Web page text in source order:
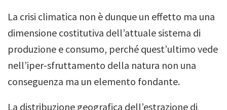
La crisi climatica non è dunque un effetto ma una
dimensione costitutiva dell’attuale sistema di
produzione e consumo, perché quest’ultimo vede
nell’iper-sfruttamento della natura non una
conseguenza ma un elemento fondante.
La distribuzione geografica dell’estrazione di